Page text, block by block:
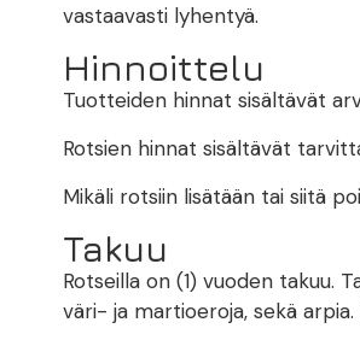
vastaavasti lyhentyä.
Hinnoittelu
Tuotteiden hinnat sisältävät
Rotsien hinnat sisältävät
Mikäli rotsiin lisätään tai siitä
Takuu
Rotseilla on (1) vuoden takuu.
väri- ja martioeroja, sekä